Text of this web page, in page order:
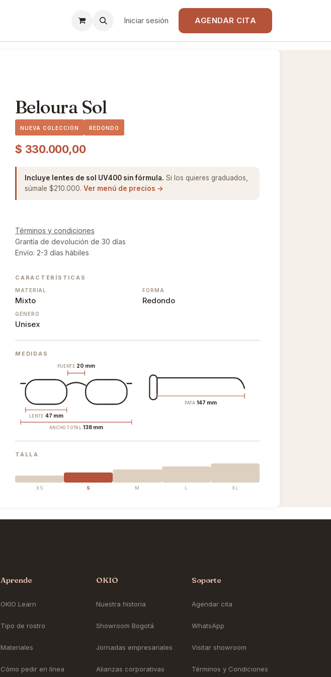
Iniciar sesión AGENDAR CITA
Beloura Sol
NUEVA COLECCIÓN REDONDO
$ 330.000,00
Incluye lentes de sol UV400 sin fórmula. Si los quieres graduados,
súmale $210.000. Ver menú de precios →
Términos y condiciones
Grantía de devolución de 30 días
Envío: 2-3 días hábiles
CARACTERÍSTICAS
MATERIAL
Mixto
FORMA
Redondo
GÉNERO
Unisex
MEDIDAS
PUENTE 20 mm
LENTE 47 mm
ANCHO TOTAL 138 mm
PATA 147 mm
TALLA
XS S M L XL
Aprende
OKIO Learn
Tipo de rostro
Materiales
Cómo pedir en línea
OKIO
Nuestra historia
Showroom Bogotá
Jornadas empresariales
Alianzas corporativas
Soporte
Agendar cita
WhatsApp
Visitar showroom
Términos y Condiciones